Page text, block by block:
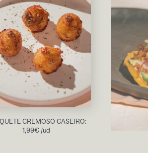
CREMOSO CASEIRO:
1,99€/ud